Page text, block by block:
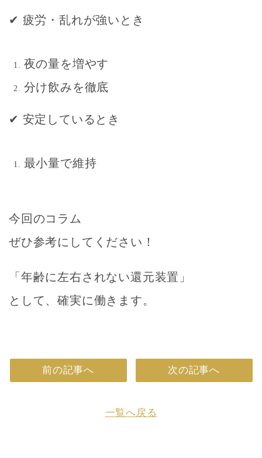
✔ 疲労・乱れが強いとき
夜の量を増やす
分け飲みを徹底
✔ 安定しているとき
最小量で維持
今回のコラム
ぜひ参考にしてください！
「年齢に左右されない還元装置」
として、確実に働きます。
前の記事へ
一覧へ戻る
次の記事へ